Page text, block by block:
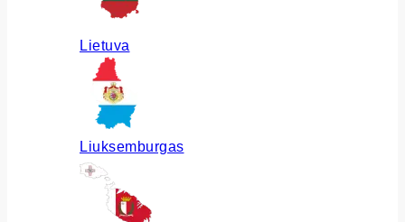
Lietuva
Liuksemburgas